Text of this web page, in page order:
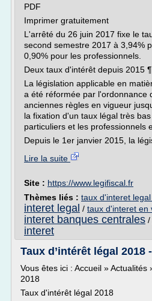
PDF
Imprimer gratuitement
L'arrêté du 26 juin 2017 fixe le
second semestre 2017 à 3,94%
0,90% pour les professionnels.
Deux taux d'intérêt depuis 2015 ¶
La législation applicable en
a été réformée par l'ordonnance
anciennes règles en vigueur
la fixation d'un taux légal très
particuliers et les professionnels
Depuis le 1er janvier 2015, la
Lire la suite
Site : https://www.legifiscal.fr
Thèmes liés : taux d'interet
interet legal / taux d'interet en
interet banques centrales /
interet
Taux d’intérêt légal 2018
Vous êtes ici : Accueil » Actualités
2018
Taux d'intérêt légal 2018